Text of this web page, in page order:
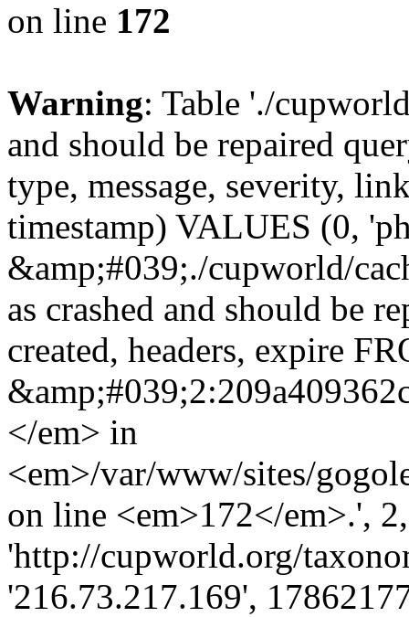
on line 172
Warning: Table './
and should be repaired
type, message, severity,
timestamp) VALUES (0,
&amp;#039;./cupworld/
as crashed and should be
created, headers, expire
</em> in
<em>/var/www/sites/
on line <em>172</em>.',
'http://cupworld.org/
'216.73.217.169',